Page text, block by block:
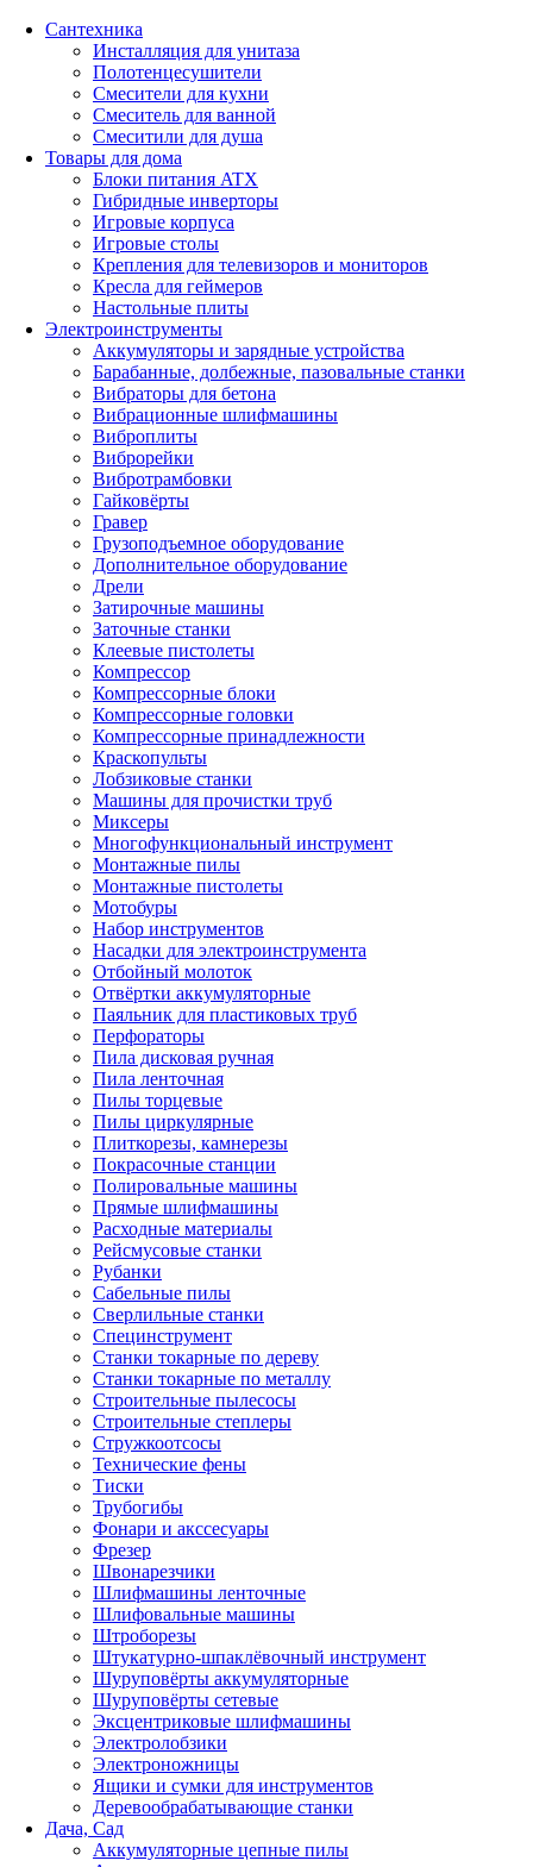
Сантехника
Инсталляция для унитаза
Полотенцесушители
Смесители для кухни
Смеситель для ванной
Смеситили для душа
Товары для дома
Блоки питания ATX
Гибридные инверторы
Игровые корпуса
Игровые столы
Крепления для телевизоров и мониторов
Кресла для геймеров
Настольные плиты
Электроинструменты
Аккумуляторы и зарядные устройства
Барабанные, долбежные, пазовальные станки
Вибраторы для бетона
Вибрационные шлифмашины
Виброплиты
Виброрейки
Вибротрамбовки
Гайковёрты
Гравер
Грузоподъемное оборудование
Дополнительное оборудование
Дрели
Затирочные машины
Заточные станки
Клеевые пистолеты
Компрессор
Компрессорные блоки
Компрессорные головки
Компрессорные принадлежности
Краскопульты
Лобзиковые станки
Машины для прочистки труб
Миксеры
Многофункциональный инструмент
Монтажные пилы
Монтажные пистолеты
Мотобуры
Набор инструментов
Насадки для электроинструмента
Отбойный молоток
Отвёртки аккумуляторные
Паяльник для пластиковых труб
Перфораторы
Пила дисковая ручная
Пила ленточная
Пилы торцевые
Пилы циркулярные
Плиткорезы, камнерезы
Покрасочные станции
Полировальные машины
Прямые шлифмашины
Расходные материалы
Рейсмусовые станки
Рубанки
Сабельные пилы
Сверлильные станки
Специнструмент
Станки токарные по дереву
Станки токарные по металлу
Строительные пылесосы
Строительные степлеры
Стружкоотсосы
Технические фены
Тиски
Трубогибы
Фонари и акссесуары
Фрезер
Швонарезчики
Шлифмашины ленточные
Шлифовальные машины
Штроборезы
Штукатурно-шпаклёвочный инструмент
Шуруповёрты аккумуляторные
Шуруповёрты сетевые
Эксцентриковые шлифмашины
Электролобзики
Электроножницы
Ящики и сумки для инструментов
Деревообрабатывающие станки
Дача, Сад
Аккумуляторные цепные пилы